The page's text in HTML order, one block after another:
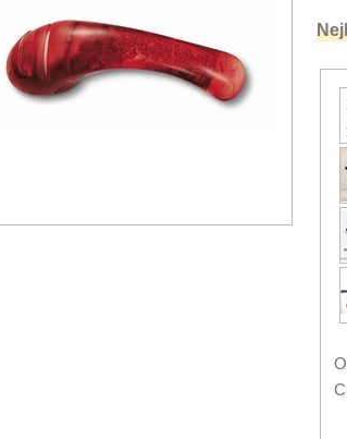
Další kategorie
a díly4
k nožům
filtry a konvice
29